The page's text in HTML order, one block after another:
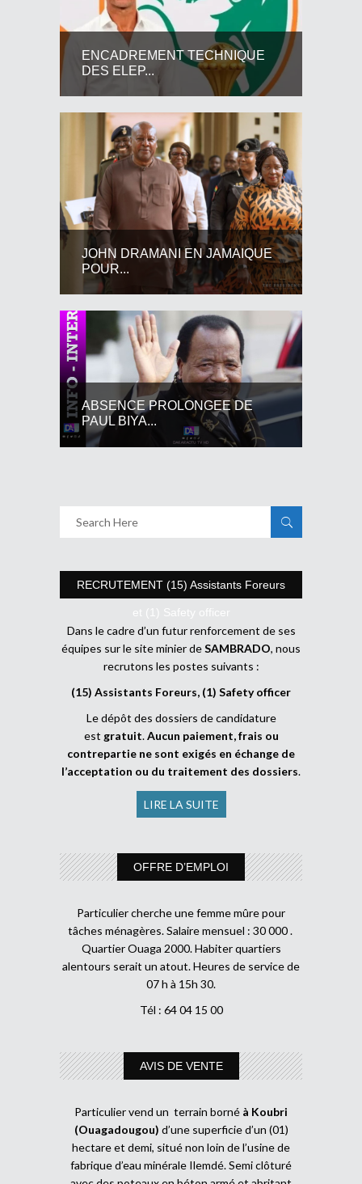
ENCADREMENT TECHNIQUE
DES ELEP...
JOHN DRAMANI EN JAMAIQUE
POUR...
ABSENCE PROLONGEE DE
PAUL BIYA...
RECRUTEMENT (15) Assistants Foreurs
et (1) Safety officer
Dans le cadre d’un futur renforcement de ses
équipes sur le site minier deSAMBRADO, nous
recrutons les postes suivants :
(15) Assistants Foreurs, (1) Safety officer
Le dépôt des dossiers de candidature
est gratuit.Aucun paiement, frais ou
contrepartie ne sont exigés en échange de
l’acceptation ou du traitement des dossiers.
LIRE LA SUITE
OFFRE D’EMPLOI
Particulier cherche une femme mûre pour
tâches ménagères. Salaire mensuel : 30 000 .
Quartier Ouaga 2000. Habiter quartiers
alentours serait un atout. Heures de service de
07 h à 15h 30.
Tél : 64 04 15 00
AVIS DE VENTE
Particulier vend un terrain borné à Koubri
(Ouagadougou) d’une superficie d’un (01)
hectare et demi, situé non loin de l’usine de
fabrique d’eau minérale Ilemdé. Semi clôturé